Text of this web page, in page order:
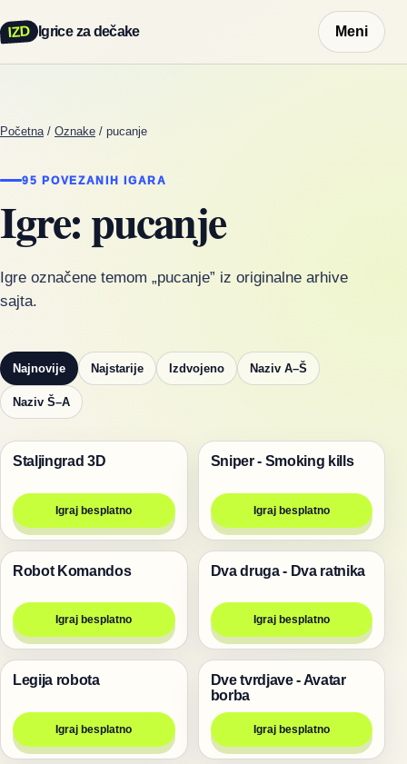
IZD Igrice za dečake Meni
Početna / Oznake / pucanje
95 POVEZANIH IGARA
Igre: pucanje
Igre označene temom „pucanje” iz originalne arhive
sajta.
Najnovije Najstarije Izdvojeno Naziv A–Š
Naziv Š–A
Pucanje
Staljingrad 3D
Igraj besplatno
Pucanje
Sniper - Smoking kills
Igraj besplatno
Pucanje
Robot Komandos
Igraj besplatno
Igre za dvoje
Dva druga - Dva ratnika
Igraj besplatno
Pucanje
Legija robota
Igraj besplatno
Igre za dvoje
Dve tvrdjave - Avatar
borba
Igraj besplatno